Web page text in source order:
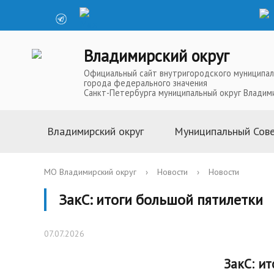
Владимирский округ
Официальный сайт внутригородского
города федерального значения
Санкт-Петербурга муниципальный округ
Владимирский округ
Информация о муниципальной
Устав
Символика
Муниципальный
Глава
Полномочия
Повестки,
МО Владимирский округ › Новости › Новости
ЗакС: итоги большой пятилетки
07.07.2026
ЗакС: